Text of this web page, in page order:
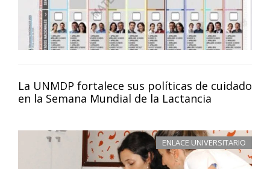
La UNMDP fortalece sus políticas de cuidado
en la Semana Mundial de la Lactancia
ENLACE UNIVERSITARIO